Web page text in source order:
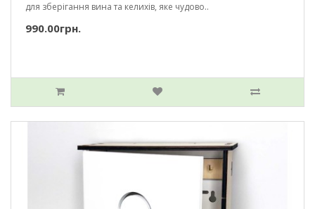
для зберігання вина та келихів, яке чудово..
990.00грн.